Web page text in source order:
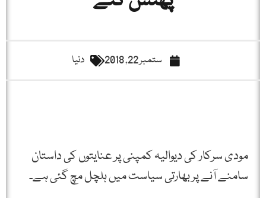
ستمبر 22, 2018 دنیا
مودی سرکار کی دیوالیہ کمپنی پر عنایتوں کی داستان
سامنے آنے پر بھارتی سیاست میں ہلچل مچ گئی ہے۔